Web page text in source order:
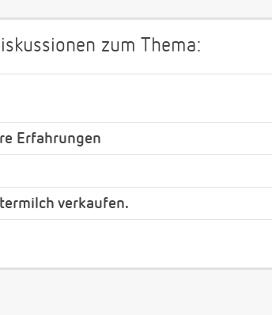
zum Thema:
Erfahrungen
verkaufen.